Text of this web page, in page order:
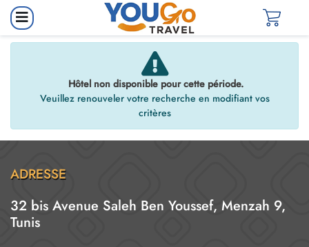
Hôtel non disponible pour cette période.
Veuillez renouveler votre recherche en modifiant vos
critères
ADRESSE
32 bis Avenue Saleh Ben Youssef, Menzah 9,
Tunis